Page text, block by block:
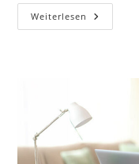
Weiterlesen Von
Würzburg